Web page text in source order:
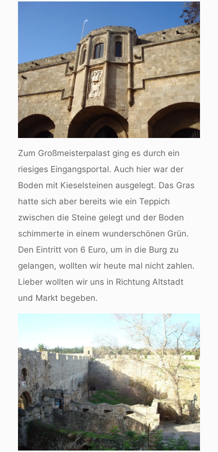
Zum Großmeisterpalast ging es durch ein
riesiges Eingangsportal. Auch hier war der
Boden mit Kieselsteinen ausgelegt. Das Gras
hatte sich aber bereits wie ein Teppich
zwischen die Steine gelegt und der Boden
schimmerte in einem wunderschönen Grün.
Den Eintritt von 6 Euro, um in die Burg zu
gelangen, wollten wir heute mal nicht zahlen.
Lieber wollten wir uns in Richtung Altstadt
und Markt begeben.